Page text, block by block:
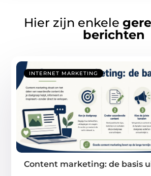
Hier zijn enkele
berichten
INTERNET MARKETING
Content marketing: de basis